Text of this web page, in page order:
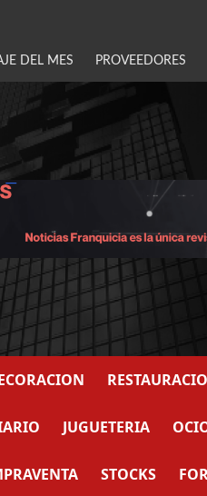
DEL MES PROVEEDORES
JUGUETERIA
STOCKS